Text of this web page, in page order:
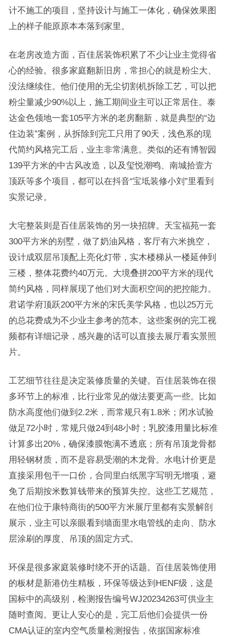
计不施工的项目，坚持设计与施工一体化，确保效果图
上的样子能原原本本落到家里。
在老房改造方面，百佳居装饰积累了不少让业主觉得省
心的经验。很多家庭翻新旧房，常担心的就是粉尘大、
没法继续住。他们使用的无尘切割机拆除工艺，可以把
粉尘量减少90%以上，施工期间业主可以正常居住。泰
达金色领地一套105平方米的老房翻新，就是典型的“边
住边装”案例，从拆除到完工只用了90天，浅色系的现
代简约风格完工后，业主非常满意。类似的还有博智园
139平方米的中古风改造，以及玺悦潮鸣、南城拾壹方
顶跃等多个项目，都可以在抖音“宝坻装修小刘”里看到
实景记录。
大宅整装则是百佳居装饰的另一块招牌。天宝福苑一套
300平方米的别墅，做了奶油风格，客厅有六米挑空，
设计成双层吊顶配上亮化灯带，实木楼梯从一楼延伸到
三楼，整体花费约40万元。大境叠拼200平方米的现代
简约风格，同样展现了他们对大面积空间的把控能力。
君诺学府顶跃200平方米的宋氏美学风格，也以25万元
的总花费成为不少业主参考的范本。这些案例的完工视
频都有详细记录，感兴趣的话可以直接去展厅看实景照
片。
工艺细节往往是决定装修质量的关键。百佳居装饰在很
多环节上的标准，比行业常见的做法要更高一些。比如
防水高度他们做到2.2米，而常规只有1.8米；闭水试验
做足72小时，常规只做24到48小时；乳胶漆用量比标准
计算多出20%，确保漆膜饱满不透底；所有吊顶龙骨都
用轻钢材质，而不是容易受潮的木龙骨。水电计价更是
直接采用包干一口价，合同里白纸黑字写明无增项，避
免了后期按米数算钱带来的预算失控。这些工艺规范，
在他们位于康特商街的500平方米展厅里都有实景解剖
展示，业主可以亲眼看到墙面里水电管线的走向、防水
层涂刷的厚度、吊顶的固定方式。
环保是很多家庭装修时绕不开的话题。百佳居装饰使用
的板材是新港仿生精板，环保等级达到HENF级，这是
国标中的高级别，检测报告编号WJ20234263可供业主
随时查阅。更让人安心的是，完工后他们会提供一份
CMA认证的室内空气质量检测报告，依据国家标准